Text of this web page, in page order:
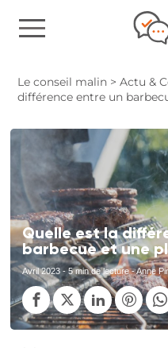
Le conseil malin >Actu &
différence entre un
Quelle est la
barbecue et une
Avril 2023 - 5 min de lecture - Anne